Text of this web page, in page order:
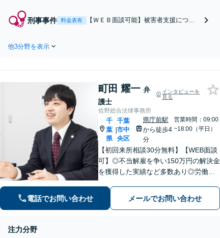
ください。親権（共同親権）、
養育費、財産分与、慰謝料、面
刑事事件 料金表有
【ＷＥＢ面談可能】被害者支援につい
寄り添う対応を徹底しています。一人
他3分野を表示
町田 耀一 弁
護士
インタビューを
見る
佐野総合法律事務所
千
葉
県
|
千葉
市中
央区
県庁前駅
から徒歩4
分
営業時間：09:00
~18:00（平日）
【初回来所相談30分無料】【WEB面談
可】◎不当解雇を争い150万円の解決金
を獲得した実績など多数あり◎労働、
件1件、真摯に向き合うことを大切に、
丁寧なリーガルサービスを提供。ぜひ
電話でお問い合わせ メールでお問い合わせ
注力分野